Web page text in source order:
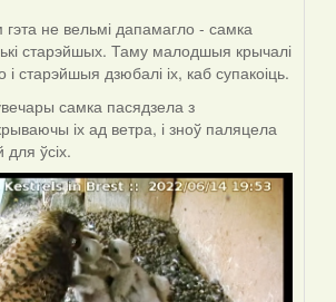
не вельмі дапамагло - самка
старэйшых. Таму малодшыя крычалі
і старэйшыя дзюбалі іх, каб супакоіць.
самка пасядзела з
іх ад ветра, і зноў паляцела
ўсіх.